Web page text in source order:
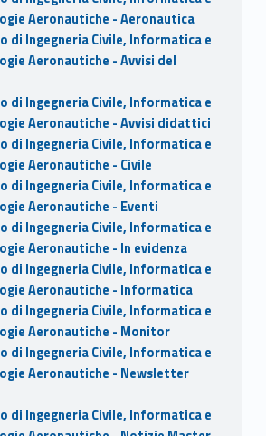
Aeronautiche - Aeronautica
di Ingegneria Civile, Informatica e
Aeronautiche - Avvisi del
di Ingegneria Civile, Informatica e
Aeronautiche - Avvisi didattici
di Ingegneria Civile, Informatica e
Aeronautiche - Civile
di Ingegneria Civile, Informatica e
Aeronautiche - Eventi
di Ingegneria Civile, Informatica e
Aeronautiche - In evidenza
di Ingegneria Civile, Informatica e
Aeronautiche - Informatica
di Ingegneria Civile, Informatica e
Aeronautiche - Monitor
di Ingegneria Civile, Informatica e
Aeronautiche - Newsletter
di Ingegneria Civile, Informatica e